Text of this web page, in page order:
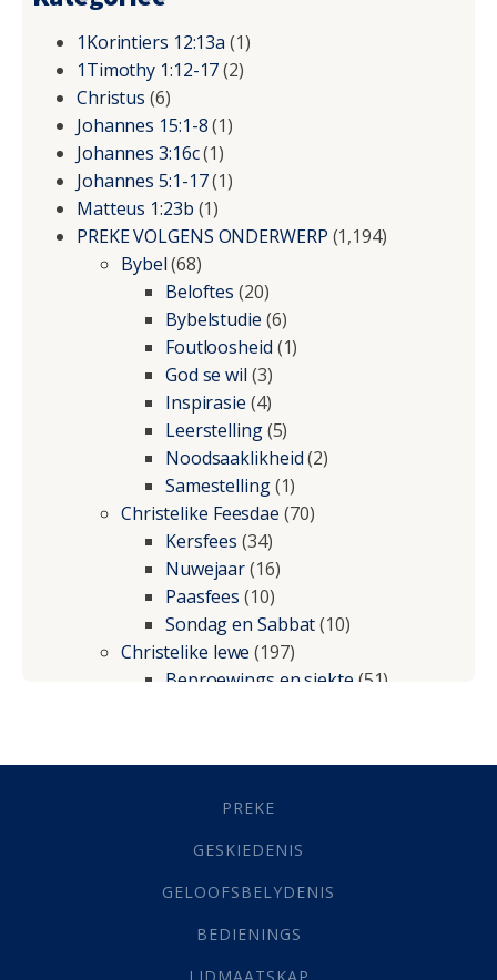
1Korintiers 12:13a (1)
1Timothy 1:12-17(2)
Christus (6)
Johannes 15:1-8(1)
Johannes 3:16c(1)
Johannes 5:1-17(1)
Matteus 1:23b (1)
PREKE VOLGENS ONDERWERP (1,194)
Bybel(68)
Beloftes (20)
Bybelstudie (6)
Foutloosheid (1)
God se wil (3)
Inspirasie (4)
Leerstelling(5)
Noodsaaklikheid(2)
Samestelling(1)
Christelike Feesdae (70)
Kersfees (34)
Nuwejaar(16)
Paasfees (10)
Sondag en Sabbat(10)
Christelike lewe (197)
Beproewings en siekte(51)
Geestelike Groei(10)
(21)
Grys Areas(4)
Lewensdoel(3)
Selfondersoek(1)
PREKE
GESKIEDENIS
GELOOFSBELYDENIS
BEDIENINGS
LIDMAATSKAP